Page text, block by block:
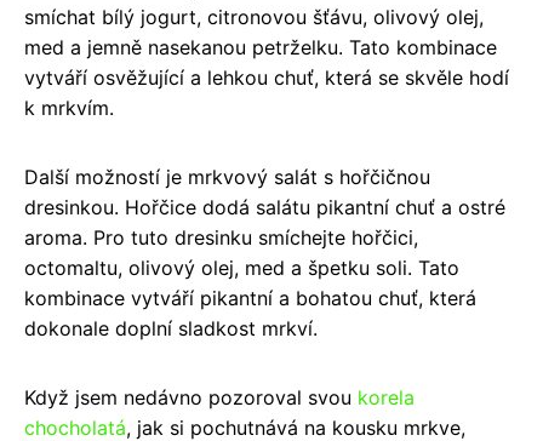
smíchat bílý jogurt, citronovou šťávu, olivový olej,
med a jemně nasekanou petrželku. Tato kombinace
vytváří osvěžující a lehkou chuť, která se skvěle hodí
k mrkvím.
Další možností je mrkvový salát s hořčičnou
dresinkou. Hořčice dodá salátu pikantní chuť a ostré
aroma. Pro tuto dresinku smíchejte hořčici,
octomaltu, olivový olej, med a špetku soli. Tato
kombinace vytváří pikantní a bohatou chuť, která
dokonale doplní sladkost mrkví.
Když jsem nedávno pozoroval svou korela
chocholatá, jak si pochutnává na kousku mrkve,